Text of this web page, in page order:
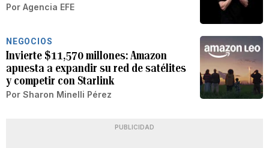
Por Agencia EFE
NEGOCIOS
Invierte $11,570 millones: Amazon
apuesta a expandir su red de satélites
y competir con Starlink
Por Sharon Minelli Pérez
PUBLICIDAD